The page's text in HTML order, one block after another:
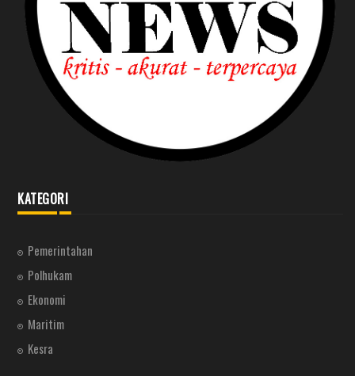
KATEGORI
Pemerintahan
Polhukam
Ekonomi
Maritim
Kesra